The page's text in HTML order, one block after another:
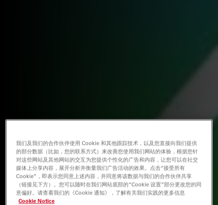
我们及我们的合作伙伴使用 Cookie 和其他跟踪技术，以及您直接向我们提供
的部分数据（比如，您的联系方式）来改善您使用我们网站的体验，根据您针
对这些网站及其他网站的交互为您提供个性化的广告和内容，让您可以在社交
媒体上分享内容，展开分析并衡量我们广告活动的效果。点击“接受所有
Cookie”，即表示您同意上述内容，并同意将该数据与我们的合作伙伴共享
（链接见下方）。您可以随时在我们网站底部的“Cookie 设置”部分更改您的同
意偏好。请查看我们的《Cookie 通知》，了解有关我们实践的更多信息
Cookie Notice